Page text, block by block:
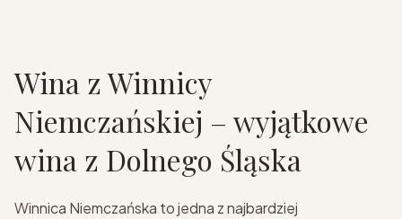
Wina z Winnicy
Niemczańskiej – wyjątkowe
wina z Dolnego Śląska
Winnica Niemczańska to jedna z najbardziej